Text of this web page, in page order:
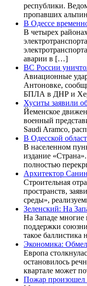
республики.
пропавших
В Одессе
В четырех
аварии в […]
ВС России
Авиационные
Антоновке,
БПЛА в ДНР и
Хуситы заявили
Йеменское
военный
Saudi Aramco,
В Одесской
В населенном
издание
полностью
Архитектор
Строительная
пространств,
среды»,
Зеленский: На
На Западе многие
поддержки
такое
Экономика:
Европа
остановилось
квартале может
Пожар произошел